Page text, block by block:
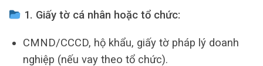
1. Giấy tờ cá nhân hoặc tổ chức:
CMND/CCCD, hộ khẩu, giấy tờ pháp lý doanh
nghiệp (nếu vay theo tổ chức).